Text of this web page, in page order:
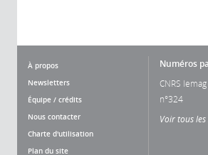
À propos
Newsletters
Équipe / crédits
Nous contacter
Charte d'utilisation
Plan du site
Numéros
CNRS
n°324
Voir tous